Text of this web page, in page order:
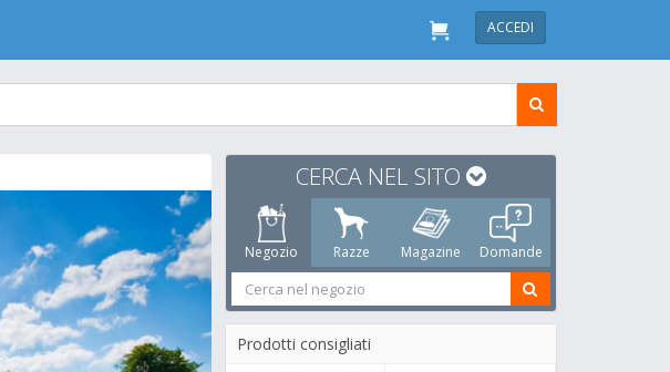
ACCEDI
CERCA NEL SITO
Negozio Razze Magazine Domande
Prodotti consigliati